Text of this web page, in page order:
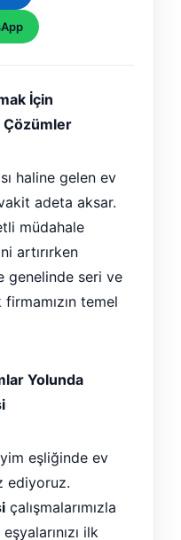
İçin
Çözümler
haline gelen ev
adeta aksar.
müdahale
artırırken
genelinde seri ve
temel
Yolunda
eşliğinde ev
ediyoruz.
çalışmalarımızla
ilk